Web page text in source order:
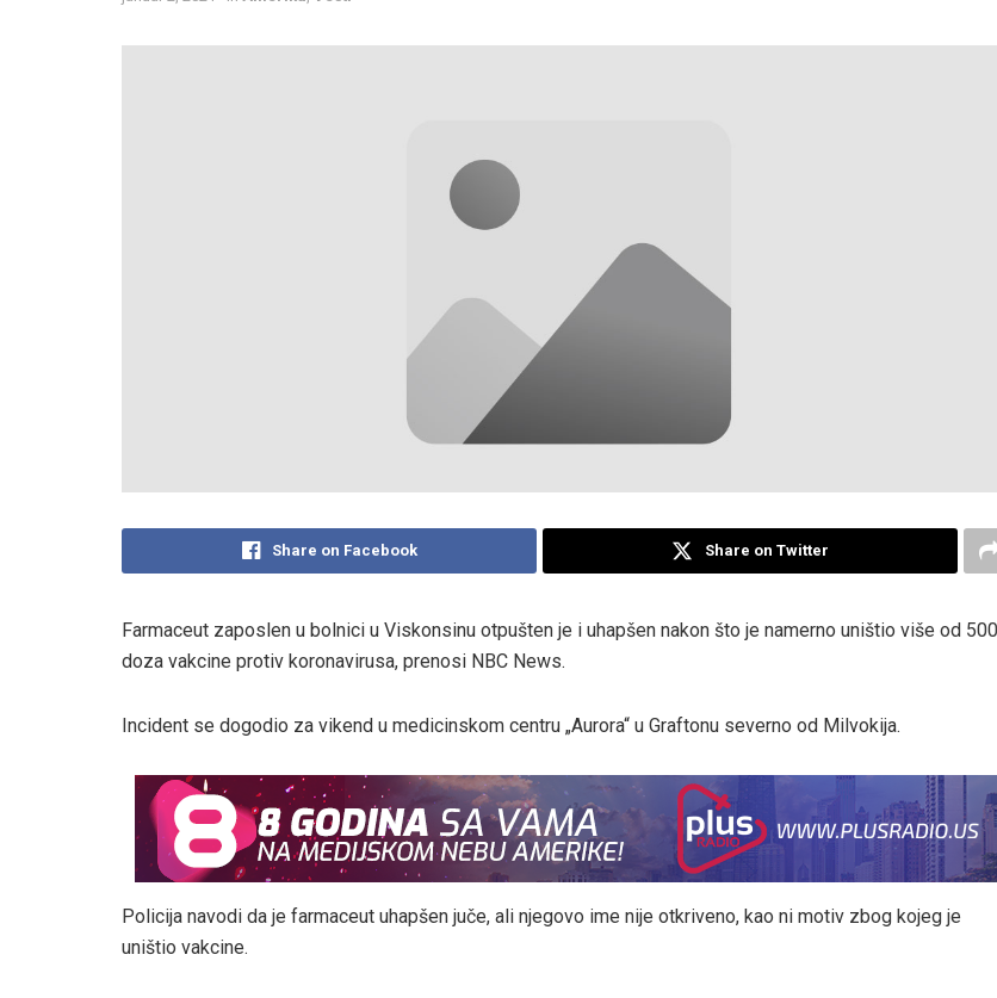
Share on Facebook Share on Twitter
Farmaceut zaposlen u bolnici u Viskonsinu otpušten je i uhapšen nakon što je namerno uništio više od 500
doza vakcine protiv koronavirusa, prenosi NBC News.
Incident se dogodio za vikend u medicinskom centru „Aurora“ u Graftonu severno od Milvokija.
Policija navodi da je farmaceut uhapšen juče, ali njegovo ime nije otkriveno, kao ni motiv zbog kojeg je
uništio vakcine.